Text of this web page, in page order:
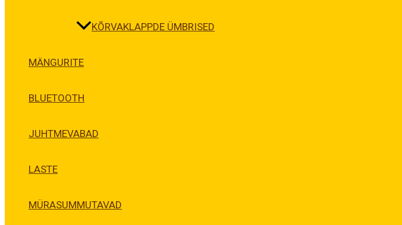
KÕRVAKLAPPDE ÜMBRISED
MÄNGURITE
BLUETOOTH
JUHTMEVABAD
LASTE
MÜRASUMMUTAVAD